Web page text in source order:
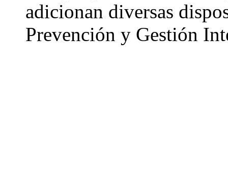
adicionan diversas
Prevención y Gestión